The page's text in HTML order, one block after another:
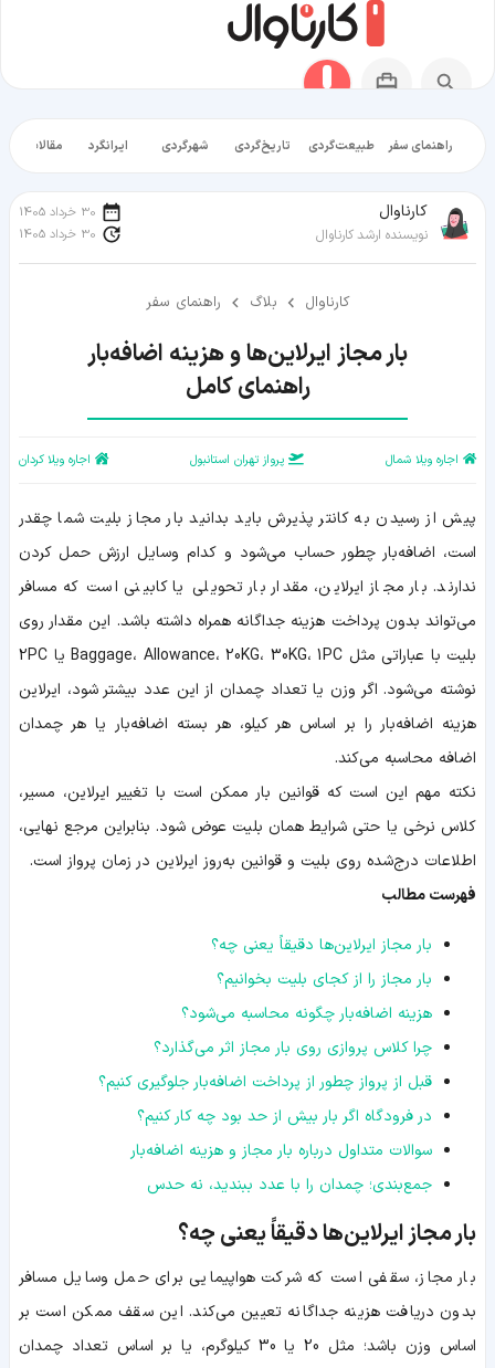
راهنمای سفر طبیعت‌گردی تاریخ‌گردی شهرگردی ایرانگرد مقالات
کارناوال
نویسنده ارشد کارناوال
30 خرداد 1405
30 خرداد 1405
کارناوال بلاگ راهنمای سفر
راهنمای کامل
اجاره ویلا شمال پرواز تهران استانبول اجاره ویلا کردان
پیش از رسیدن به کانتر پذیرش باید بدانید بار مجاز بلیت شما چقدر
است، اضافه‌بار چطور حساب می‌شود و کدام وسایل ارزش حمل کردن
ندارند. بار مجاز ایرلاین، مقدار بار تحویلی یا کابینی است که مسافر
می‌تواند بدون پرداخت هزینه جداگانه همراه داشته باشد. این مقدار روی
بلیت با عباراتی مثل Baggage، Allowance، 20KG، 30KG، 1PC یا 2PC
نوشته می‌شود. اگر وزن یا تعداد چمدان از این عدد بیشتر شود، ایرلاین
هزینه اضافه‌بار را بر اساس هر کیلو، هر بسته اضافه‌بار یا هر چمدان
اضافه محاسبه می‌کند.
نکته مهم این است که قوانین بار ممکن است با تغییر ایرلاین، مسیر،
کلاس نرخی یا حتی شرایط همان بلیت عوض شود. بنابراین مرجع نهایی،
اطلاعات درج‌شده روی بلیت و قوانین به‌روز ایرلاین در زمان پرواز است.
فهرست مطالب
بار مجاز ایرلاین‌ها دقیقاً یعنی چه؟
بار مجاز را از کجای بلیت بخوانیم؟
هزینه اضافه‌بار چگونه محاسبه می‌شود؟
چرا کلاس پروازی روی بار مجاز اثر می‌گذارد؟
قبل از پرواز چطور از پرداخت اضافه‌بار جلوگیری کنیم؟
در فرودگاه اگر بار بیش از حد بود چه کار کنیم؟
سوالات متداول درباره بار مجاز و هزینه اضافه‌بار
جمع‌بندی؛ چمدان را با عدد ببندید، نه حدس
بار مجاز ایرلاین‌ها دقیقاً یعنی چه؟
بار مجاز، سقفی است که شرکت هواپیمایی برای حمل وسایل مسافر
بدون دریافت هزینه جداگانه تعیین می‌کند. این سقف ممکن است بر
اساس وزن باشد؛ مثل 20 یا 30 کیلوگرم، یا بر اساس تعداد چمدان